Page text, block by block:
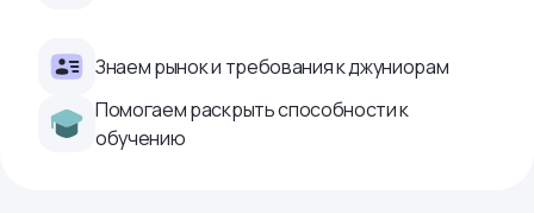
Знаем рынок и требования к джуниорам
Помогаем раскрыть способности к
обучению